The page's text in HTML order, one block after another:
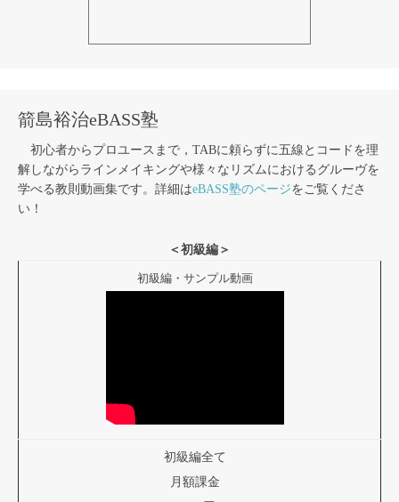
箭島裕治eBASS塾
初心者からプロユースまで，TABに頼らずに五線とコードを理
解しながらラインメイキングや様々なリズムにおけるグルーヴを
学べる教則動画集です。詳細はeBASS塾のページをご覧くださ
い！
＜初級編＞
初級編・サンプル動画
初級編全て
月額課金